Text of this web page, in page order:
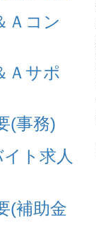
コン
Ａサポ
(事務)
ト求人
(補助金